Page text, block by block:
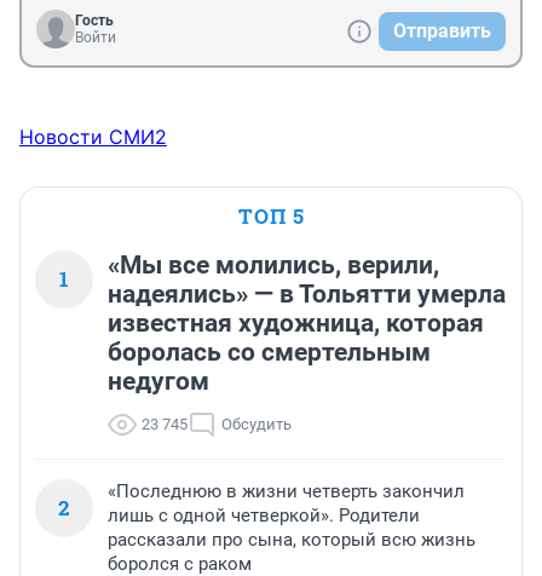
Гость
Войти
Отправить
Новости СМИ2
ТОП 5
1
«Мы все молились, верили,
надеялись» — в Тольятти умерла
известная художница, которая
боролась со смертельным
недугом
23 745 Обсудить
2
«Последнюю в жизни четверть закончил
лишь с одной четверкой». Родители
рассказали про сына, который всю жизнь
боролся с раком